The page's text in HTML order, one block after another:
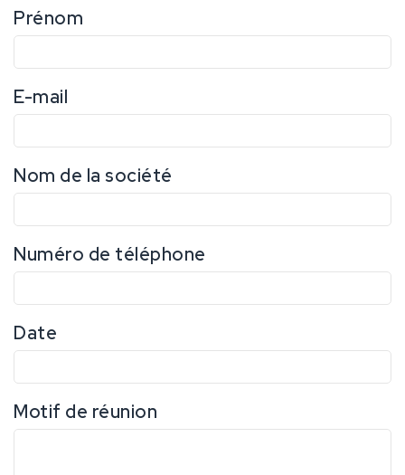
Prénom
E-mail
Nom de la société
Numéro de téléphone
Date
Motif de réunion